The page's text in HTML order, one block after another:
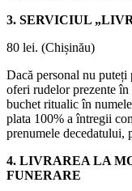
3. SERVICIUL
80 lei. (Chișinău)
Dacă personal nu puteți
oferi rudelor prezente
buchet ritualic în
plata 100% a întregii
prenumele decedatului,
4. LIVRAREA LA
FUNERARE